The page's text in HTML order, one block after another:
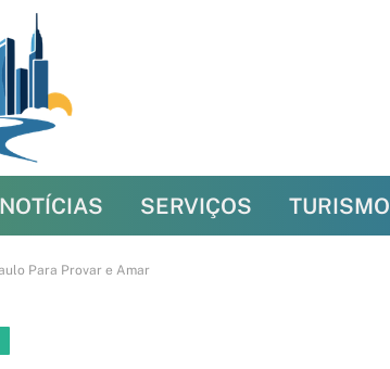
NOTÍCIAS SERVIÇOS TURISMO
Para Provar e Amar